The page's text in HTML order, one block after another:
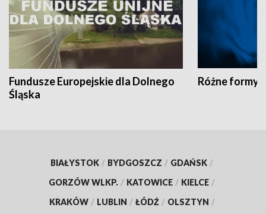
Fundusze Europejskie dla Dolnego
Śląska
Różne formy
BIAŁYSTOK / BYDGOSZCZ / GDAŃSK /
GORZÓW WLKP. / KATOWICE / KIELCE /
KRAKÓW / LUBLIN / ŁÓDŹ / OLSZTYN /